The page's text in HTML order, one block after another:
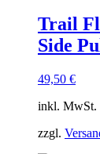
Trail
Side
49,50 €
inkl. MwSt.
zzgl.